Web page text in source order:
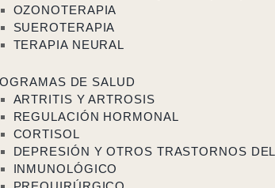
OZONOTERAPIA
SUEROTERAPIA
TERAPIA NEURAL
DE SALUD
ARTRITIS Y ARTROSIS
REGULACIÓN HORMONAL
CORTISOL
DEPRESIÓN Y OTROS TRASTORNOS
INMUNOLÓGICO